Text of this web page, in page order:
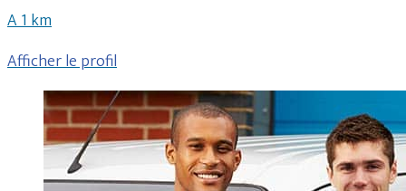
A 1 km
Afficher le profil